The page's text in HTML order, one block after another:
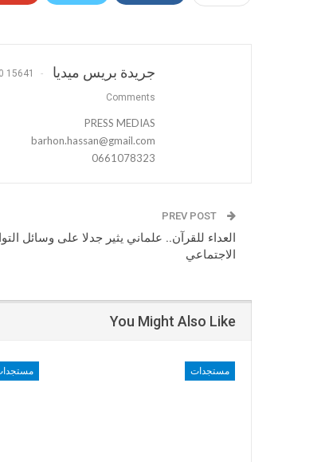
جريدة بريس ميديا 15641 Posts
0
Comments
PRESS MEDIAS
barhon.hassan@gmail.com
0661078323
العداء للقرآن.. علماني يثير جدلا على وسائل
الاجتماعي
You Might Also Like
مستجدات